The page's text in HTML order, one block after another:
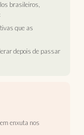
brasileiros,
que as
depois de passar
enxuta nos